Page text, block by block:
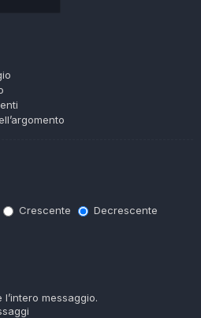
Crescente
Decrescente
messaggio.